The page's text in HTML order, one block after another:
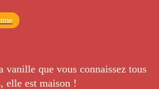
vanille que vous connaissez tous
elle est maison !